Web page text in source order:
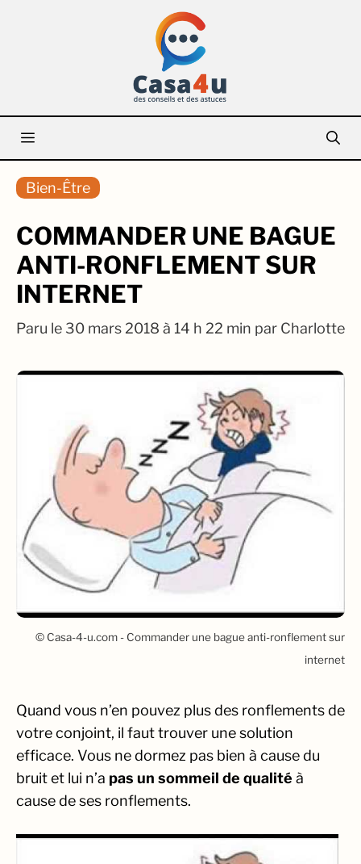
Menu
Bien-Être
COMMANDER UNE BAGUE
ANTI-RONFLEMENT SUR
INTERNET
Paru le 30 mars 2018 à 14 h 22 min par Charlotte
© Casa-4-u.com - Commander une bague anti-ronflement sur
internet
Quand vous n’en pouvez plus des ronflements de
votre conjoint, il faut trouver une solution
efficace. Vous ne dormez pas bien à cause du
bruit et lui n’a pas un sommeil de qualité à
cause de ses ronflements.